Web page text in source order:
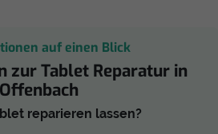
auf einen Blick
zur Tablet Reparatur in
Offenbach
reparieren lassen?